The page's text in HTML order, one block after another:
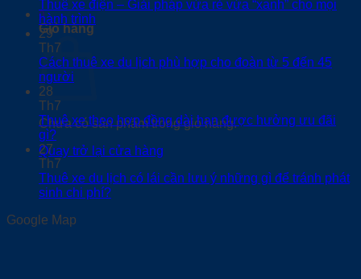
0
Giỏ hàng
Chưa có sản phẩm trong giỏ hàng.
Quay trở lại cửa hàng
Thuê xe điện – Giải pháp vừa rẻ vừa “xanh” cho mọi
hành trình
29
Th7
Cách thuê xe du lịch phù hợp cho đoàn từ 5 đến 45
người
28
Th7
Thuê xe theo hợp đồng dài hạn được hưởng ưu đãi
gì?
27
Th7
Thuê xe du lịch có lái cần lưu ý những gì để tránh phát
sinh chi phí?
Google Map